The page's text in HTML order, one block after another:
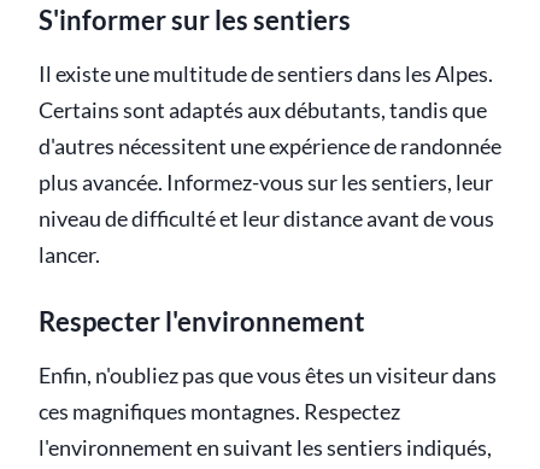
S'informer sur les sentiers
Il existe une multitude de sentiers dans les Alpes.
Certains sont adaptés aux débutants, tandis que
d'autres nécessitent une expérience de randonnée
plus avancée. Informez-vous sur les sentiers, leur
niveau de difficulté et leur distance avant de vous
lancer.
Respecter l'environnement
Enfin, n'oubliez pas que vous êtes un visiteur dans
ces magnifiques montagnes. Respectez
l'environnement en suivant les sentiers indiqués,